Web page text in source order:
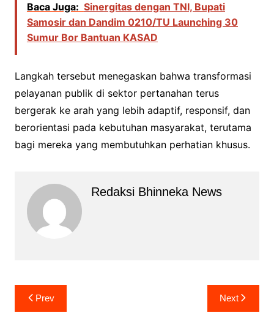
Baca Juga: Sinergitas dengan TNI, Bupati
Samosir dan Dandim 0210/TU Launching 30
Sumur Bor Bantuan KASAD
Langkah tersebut menegaskan bahwa transformasi
pelayanan publik di sektor pertanahan terus
bergerak ke arah yang lebih adaptif, responsif, dan
berorientasi pada kebutuhan masyarakat, terutama
bagi mereka yang membutuhkan perhatian khusus.
Redaksi Bhinneka News
Navigasi
Prev Next